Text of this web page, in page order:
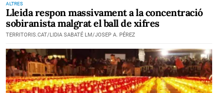
ALTRES
Lleida respon massivament a la concentració
sobiranista malgrat el ball de xifres
TERRITORIS.CAT/LIDIA SABATÉ LM/JOSEP A. PÉREZ